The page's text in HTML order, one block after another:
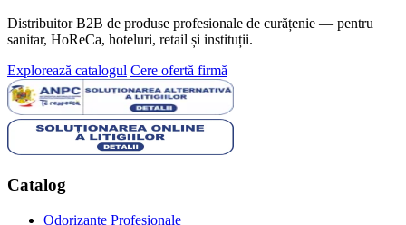
Distribuitor B2B de produse profesionale de curățenie — pentru
sanitar, HoReCa, hoteluri, retail și instituții.
Explorează catalogul Cere ofertă firmă
Catalog
Odorizante Profesionale